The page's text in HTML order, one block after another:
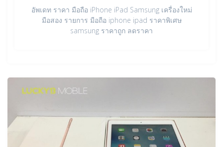
อัพเดท ราคา มือถือ iPhone iPad Samsung เครื่องใหม่
มือสอง รายการ มือถือ iphone ipad ราคาพิเศษ
samsung ราคาถูก ลดราคา